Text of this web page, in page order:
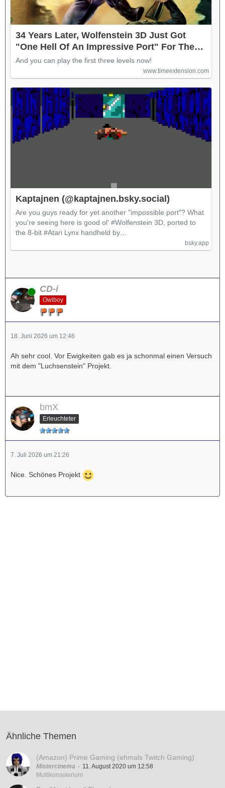
34 Years Later, Wolfenstein 3D Just Got
"One Hell Of An Impressive Port" For The
Atari Lynx
And you can play the first three levels now!
www.timeextension.com
Kaptajnen (@kaptajnen.bsky.social)
Are you guys ready for yet another "impossible port"? What
you're seeing here is good ol' #Wolfenstein 3D, ported to
the 8-bit #Atari Lynx handheld by…
bsky.app
Online CD-i
Owlboy
18. Juni 2026 um 12:46
Ah sehr cool. Vor Ewigkeiten gab es ja schonmal einen Versuch
mit dem "Luchsenstein" Projekt.
bmX
Erleuchteter
7. Juli 2026 um 21:26
Nice. Schönes Projekt
Ähnliche Themen
(Amazon) Prime Gaming (ehmals Twitch Gaming)
Mistercinema
11. August 2020 um 12:58
Multikonsolerium